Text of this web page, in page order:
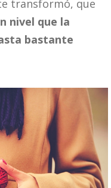
transformó, que
nivel que la
bastante